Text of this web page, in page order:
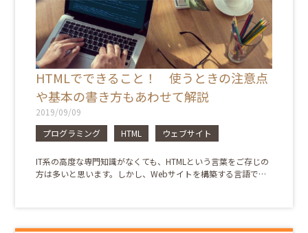
HTMLでできること！ 使うときの注意点
や基本の書き方もあわせて解説
2019/09/09
プログラミング
HTML ウェブサイト
IT系の高度な専門知識がなくても、HTMLという言葉をご存じの
方は多いと思います。しかし、Webサイトを構築する言語で…